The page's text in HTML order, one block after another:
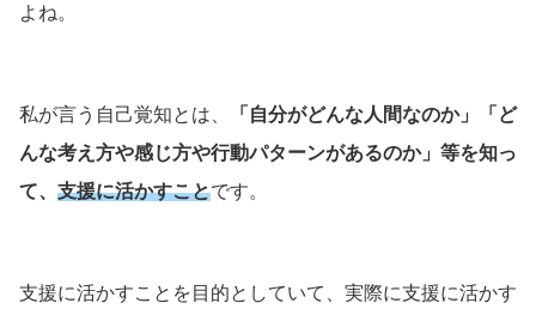
よね。
私が言う自己覚知とは、
「自分がどんな人間なのか」「ど
んな考え方や感じ方や行動パターンがあるのか」等を知っ
て、 支援に活かすことです。
支援に活かすことを目的としていて、実際に支援に活かす